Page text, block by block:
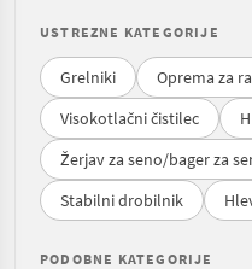
USTREZNE KATEGORIJE
Grelniki
Oprema za
Visokotlačni čistilec
Žerjav za seno/bager za
Stabilni drobilnik
PODOBNE KATEGORIJE